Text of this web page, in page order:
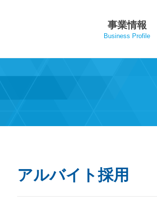
事業情報
Business Profile
アルバイト採用